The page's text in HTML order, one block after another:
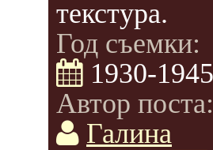
текстура.
Год съемки:
1930-1945
Автор поста:
Галина